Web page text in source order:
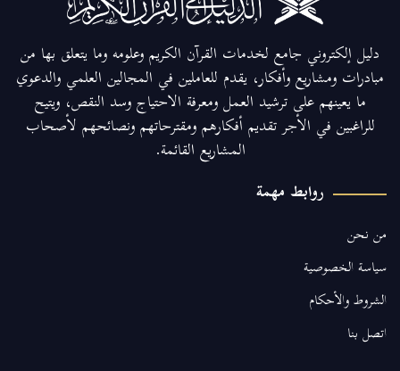
دليل إلكتروني جامع لخدمات القرآن الكريم وعلومه وما يتعلق بها من
مبادرات ومشاريع وأفكار، يقدم للعاملين في المجالين العلمي والدعوي
ما يعينهم على ترشيد العمل ومعرفة الاحتياج وسد النقص، ويتيح
للراغبين في الأجر تقديم أفكارهم ومقترحاتهم ونصائحهم لأصحاب
المشاريع القائمة.
روابط مهمة
من نحن
سياسة الخصوصية
الشروط والأحكام
اتصل بنا